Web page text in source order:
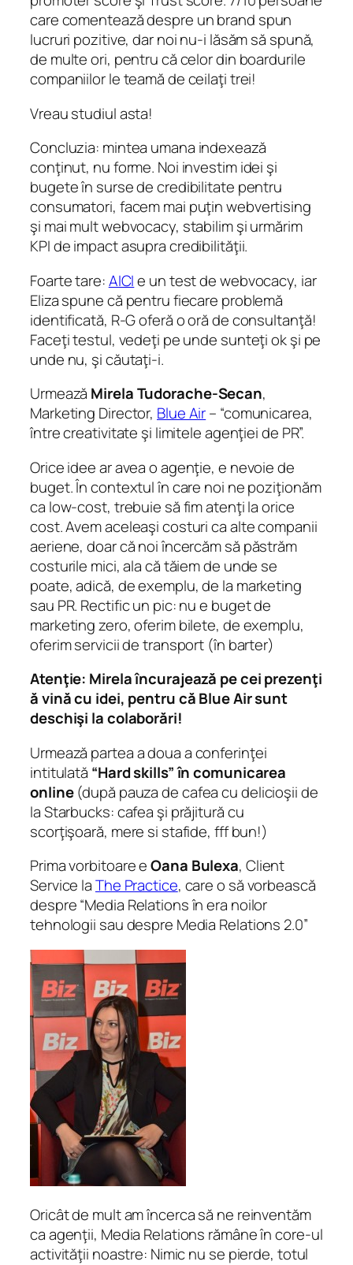
care comentează despre un brand spun
lucruri pozitive, dar noi nu-i lăsăm să spună,
de multe ori, pentru că celor din boardurile
companiilor le teamă de ceilaţi trei!
Vreau studiul asta!
Concluzia: mintea umana indexează
conţinut, nu forme. Noi investim idei şi
bugete în surse de credibilitate pentru
consumatori, facem mai puţin webvertising
şi mai mult webvocacy, stabilim şi urmărim
KPI de impact asupra credibilităţii.
Foarte tare:AICIe un test de webvocacy, iar
Eliza spune că pentru fiecare problemă
identificată, R-G oferă o oră de consultanţă!
Faceţi testul, vedeţi pe unde sunteţi ok şi pe
unde nu, şi căutaţi-i.
Urmează Mirela Tudorache-Secan,
Marketing Director, Blue Air– “comunicarea,
între creativitate şi limitele agenţiei de PR”.
Orice idee ar avea o agenţie, e nevoie de
buget. În contextul în care noi ne poziţionăm
ca low-cost, trebuie să fim atenţi la orice
cost. Avem aceleaşi costuri ca alte companii
aeriene, doar că noi încercăm să păstrăm
costurile mici, ala că tăiem de unde se
poate, adică, de exemplu, de la marketing
sau PR. Rectific un pic: nu e buget de
marketing zero, oferim bilete, de exemplu,
oferim servicii de transport (în barter)
Atenţie: Mirela încurajează pe cei prezenţi
ă vină cu idei, pentru că Blue Air sunt
deschişi la colaborări!
Urmează partea a doua a conferinţei
intitulată “Hard skills” în comunicarea
online(după pauza de cafea cu delicioşii de
la Starbucks: cafea şi prăjitură cu
scorţişoară, mere si stafide, fff bun!)
Prima vorbitoare eOana Bulexa, Client
Service laThe Practice, care o să vorbească
despre “Media Relations în era noilor
tehnologii sau despre Media Relations 2.0”
Oricât de mult am încerca să ne reinventăm
ca agenţii, Media Relations rămâne în core-ul
activităţii noastre: Nimic nu se pierde, totul